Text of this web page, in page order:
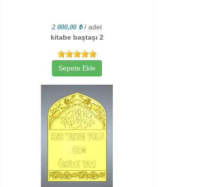
2 000,00 ₺ / adet
kitabe baştaşı 2
Sepete Ekle